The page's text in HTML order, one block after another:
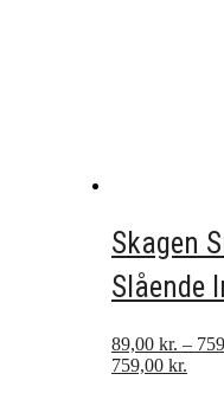
Skagen
Slående
89,00 kr. –
759,00 kr.